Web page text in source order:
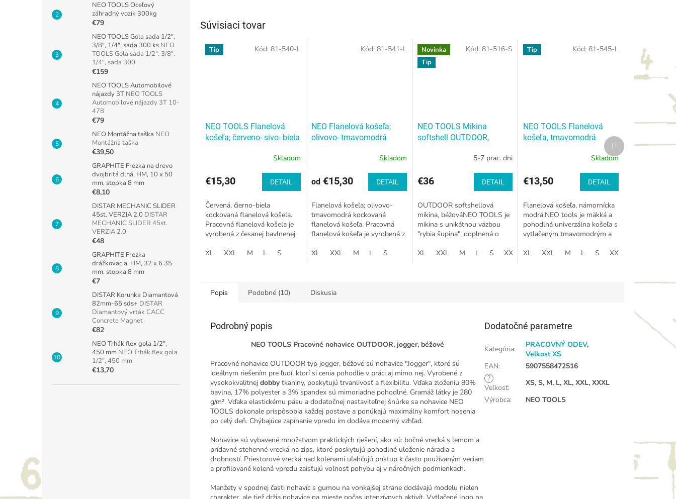
NEO TOOLS Oceľový
záhradný vozík 300kg
€79
NEO TOOLS Gola sada 1/2",
3/8", 1/4", sada 300 ks NEO
TOOLS Gola sada 1/2", 3/8",
1/4", sada 300
€159
NEO TOOLS Automobilové
nájazdy 3T NEO TOOLS
Automobilové nájazdy 3T 10-
478
€79
NEO Montážna taška NEO
Montážna taška
€39,50
GRAPHITE Frézka na drevo
dvojbritá dlhá, HM, 10 x 50
mm, stopka 8 mm
€8,10
DISTAR MECHANIC SLIDER
45st. VERZIA 2.0 DISTAR
MECHANIC SLIDER 45st.
VERZIA 2.0
€48
GRAPHITE Frézka
drážkovacia, HM, 32 x 6.35
mm, stopka 8 mm
€7
DISTAR Korunka Diamantová
82mm-65 sds+ DISTAR
Diamantový vrták CACC
Concrete Magnet
€82
NEO Trhák flex gola 1/2",
450 mm NEO Trhák flex gola
1/2", 450 mm
€13,70
Súvisiaci tovar
Tip
NEO TOOLS Flanelová
košeľa; červeno- sivo- biela
košeľa; červeno-sivo-biela
Skladom
€15,30 DETAIL
Červená, čierno-biela
kockovaná flanelová košeľa.
Pracovná flanelová košeľa je
vyrobená z česanej bavlnenej
špeciálnemu procesu
XL XXL M L S
Kód: 81-540-L
NEO Flanelová košeľa;
olivovo- tmavomodrá
Skladom
od€15,30 DETAIL
Flanelová košeľa; olivovo-
tmavomodrá kockovaná
flanelová košeľa. Pracovná
flanelová košeľa je vyrobená z
(100% bavlna). Vďaka
XL XXL M L S
Kód: 81-541-L
Novinka
Tip
NEO TOOLS Mikina
softshell OUTDOOR,
5-7 prac. dni
€36 DETAIL
OUTDOOR softshellová
mikina, béžováNEO TOOLS je
mikina s unikátnou väzbou
"rybia šupina", doplnená o
vsadky Vyrobené zo 100%
XL XXL M L S XXXL
Kód:81-516-S Tip
NEO TOOLS Flanelová
košeľa, tmavomodrá
Skladom
€13,50 DETAIL
Flanelová košeľa, námornícka
modrá,NEO tools je mäkká a
pohodlná univerzálna košeľa s
vytlačeným tmavomodrým a
Ide o mimoriadne odolný
XL XXL M L S XXXL
Kód: 81-545-L
Ďalší
produkt
Popis Podobné (10) Diskusia
Podrobný popis
NEO TOOLS Pracovné nohavice OUTDOOR, jogger, béžové
Pracovné nohavice OUTDOOR typ jogger, béžové sú nohavice "Jogger", ktoré sú
ideálnym riešením pre ľudí, ktorí si cenia pohodlie v práci aj mimo nej. Vyrobené z
vysokokvalitnej dobby tkaniny, poskytujú trvanlivosť a flexibilitu. Vďaka zloženiu 80%
bavlna, 17% polyester a 3% spandex sú mimoriadne pohodlné. Gramáž látky je 280
g/m². Vďaka elastickému pásu a dodatočnej nastaviteľnej šnúrke sa nohavice NEO
TOOLS dokonale prispôsobia každej postave a ponúkajú maximálny komfort nosenia
po celý deň. Chýbajúce zapínanie vpredu im dodáva moderný vzhľad.
Nohavice sú vybavené množstvom praktických riešení, ako sú: bočné vrecká s lemom a
prídavné stehenné vrecká na zips, ktoré poskytujú pohodlné uloženie náradia a
drobností. Priestorové vrecká nad kolenami uľahčujú prístup k často používaným veciam
a profilované kolená vpredu zaisťujú voľnosť pohybu aj v náročných podmienkach.
Manžety v spodnej časti nohavíc s gumou na vonkajšej strane dodávajú modelu nielen
charakter, ale tiež držia nohavice na mieste počas intenzívnych aktivít. Vytlačené logo na
Dodatočné parametre
Kategória: PRACOVNÝ ODEV,
Veľkosť XS
EAN:
5907558472516
?
Veľkosť:
XS, S, M, L, XL, XXL, XXXL
Výrobca: NEO TOOLS